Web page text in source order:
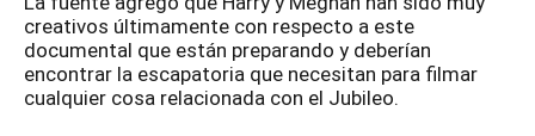
creativos últimamente con respecto a este
documental que están preparando y deberían
encontrar la escapatoria que necesitan para filmar
cualquier cosa relacionada con el Jubileo.